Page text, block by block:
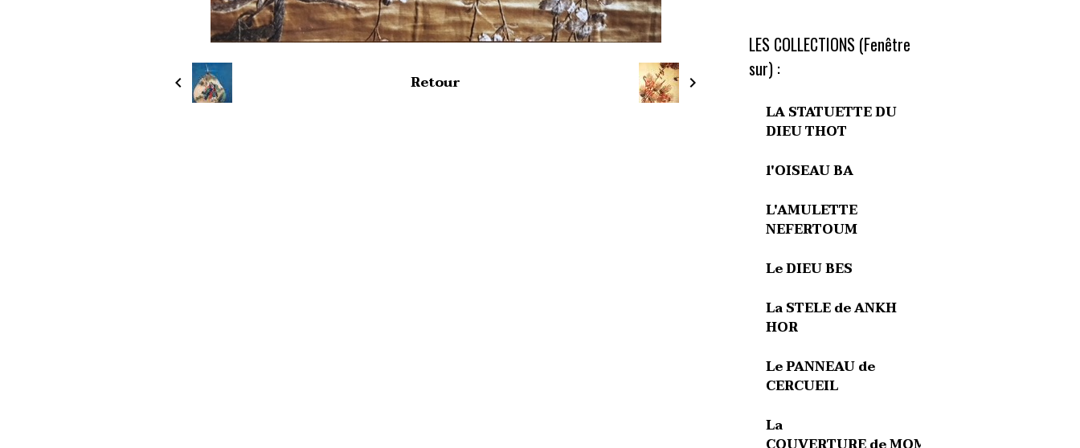
Retour
LES COLLECTIONS (Fenêtre
sur) :
LA STATUETTE DU
DIEU THOT
l'OISEAU BA
L'AMULETTE
NEFERTOUM
Le DIEU BES
La STELE de ANKH
HOR
Le PANNEAU de
CERCUEIL
La